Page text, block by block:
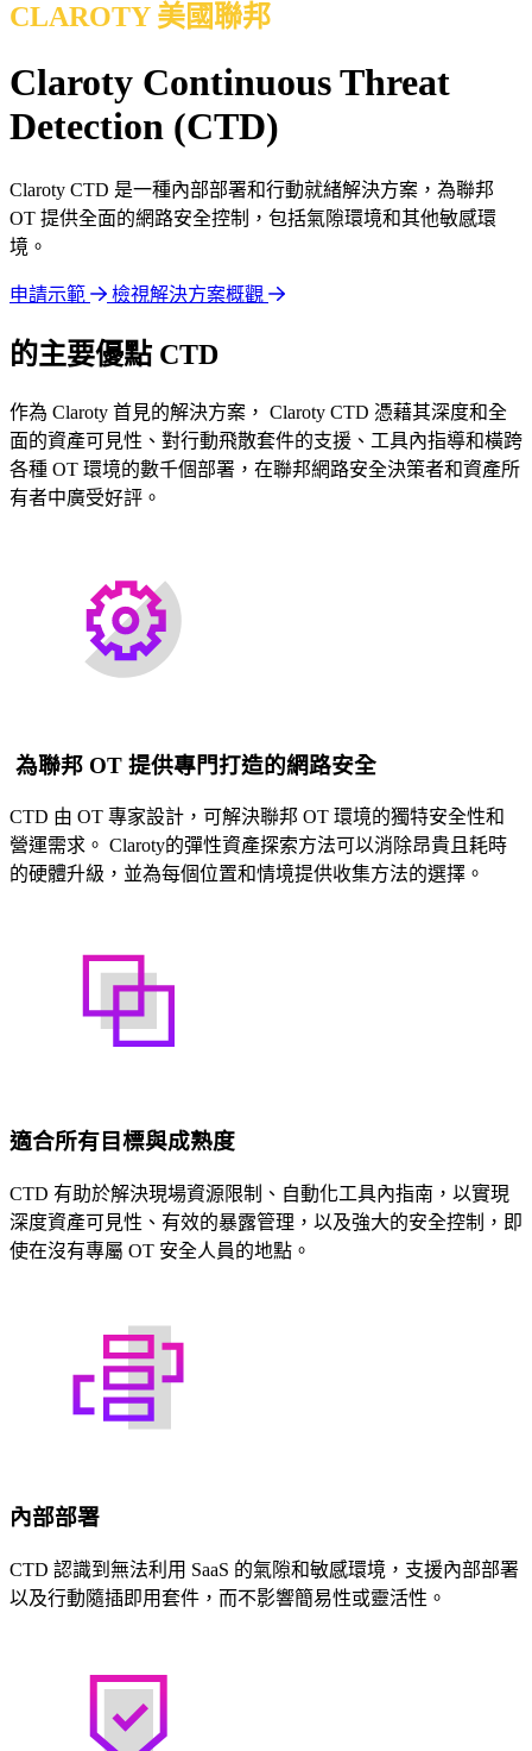
CLAROTY 美國聯邦
Claroty Continuous Threat
Detection (CTD)
Claroty CTD 是一種內部部署和行動就緒解決方案，為聯邦
OT 提供全面的網路安全控制，包括氣隙環境和其他敏感環
境。
申請示範 檢視解決方案概觀
的主要優點 CTD
作為 Claroty 首見的解決方案， Claroty CTD 憑藉其深度和全
面的資產可見性、對行動飛散套件的支援、工具內指導和橫跨
各種 OT 環境的數千個部署，在聯邦網路安全決策者和資產所
有者中廣受好評。
為聯邦 OT 提供專門打造的網路安全
CTD 由 OT 專家設計，可解決聯邦 OT 環境的獨特安全性和
營運需求。 Claroty的彈性資產探索方法可以消除昂貴且耗時
的硬體升級，並為每個位置和情境提供收集方法的選擇。
適合所有目標與成熟度
CTD 有助於解決現場資源限制、自動化工具內指南，以實現
深度資產可見性、有效的暴露管理，以及強大的安全控制，即
使在沒有專屬 OT 安全人員的地點。
內部部署
CTD 認識到無法利用 SaaS 的氣隙和敏感環境，支援內部部署
以及行動隨插即用套件，而不影響簡易性或靈活性。